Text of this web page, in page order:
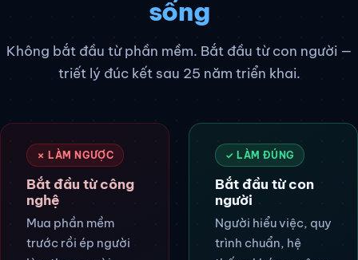
sống
Không bắt đầu từ phần mềm. Bắt đầu từ con người —
triết lý đúc kết sau 25 năm triển khai.
✗ LÀM NGƯỢC
Bắt đầu từ công
nghệ
Mua phần mềm
trước rồi ép người
✓ LÀM ĐÚNG
Bắt đầu từ con
người
Người hiểu việc, quy
trình chuẩn, hệ